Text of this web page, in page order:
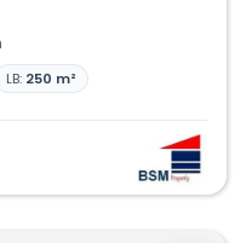
LB: 250 m²